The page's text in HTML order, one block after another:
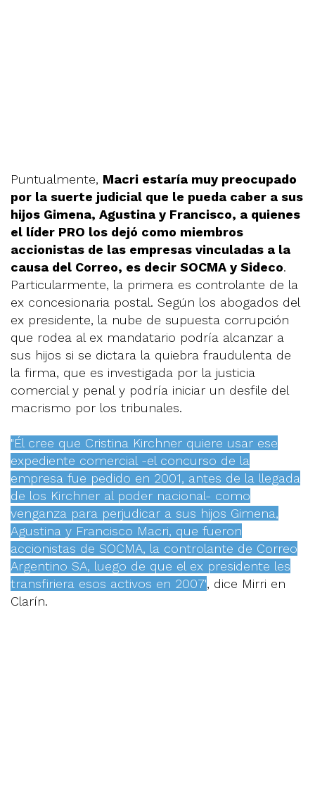
Puntualmente, Macri estaría muy preocupado
por la suerte judicial que le pueda caber a sus
hijos Gimena, Agustina y Francisco, a quienes
el líder PRO los dejó como miembros
accionistas de las empresas vinculadas a la
causa del Correo, es decir SOCMA y Sideco.
Particularmente, la primera es controlante de la
ex concesionaria postal. Según los abogados del
ex presidente, la nube de supuesta corrupción
que rodea al ex mandatario podría alcanzar a
sus hijos si se dictara la quiebra fraudulenta de
la firma, que es investigada por la justicia
comercial y penal y podría iniciar un desfile del
macrismo por los tribunales.
"Él cree que Cristina Kirchner​ quiere usar ese
expediente comercial -el concurso de la
empresa fue pedido en 2001, antes de la llegada
de los Kirchner al poder nacional- como
venganza para perjudicar a sus hijos Gimena,
Agustina y Francisco Macri, que fueron
accionistas de SOCMA, la controlante de Correo
Argentino SA, luego de que el ex presidente les
transfiriera esos activos en 2007", dice Mirri en
Clarín.